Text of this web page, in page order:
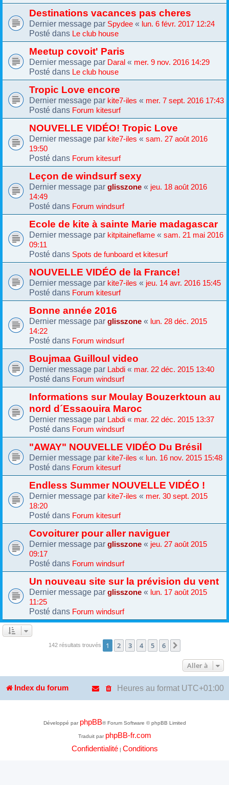
Destinations vacances pas cheres
Dernier message par Spydee « lun. 6 févr. 2017 12:24
Posté dans Le club house
Meetup covoit' Paris
Dernier message par Daral « mer. 9 nov. 2016 14:29
Posté dans Le club house
Tropic Love encore
Dernier message par kite7-iles « mer. 7 sept. 2016 17:43
Posté dans Forum kitesurf
NOUVELLE VIDÉO! Tropic Love
Dernier message par kite7-iles « sam. 27 août 2016
19:50
Posté dans Forum kitesurf
Leçon de windsurf sexy
Dernier message par glisszone « jeu. 18 août 2016
14:49
Posté dans Forum windsurf
Ecole de kite à sainte Marie madagascar
Dernier message par kitpitaineflame « sam. 21 mai 2016
09:11
Posté dans Spots de funboard et kitesurf
NOUVELLE VIDÉO de la France!
Dernier message par kite7-iles « jeu. 14 avr. 2016 15:45
Posté dans Forum kitesurf
Bonne année 2016
Dernier message par glisszone « lun. 28 déc. 2015
14:22
Posté dans Forum windsurf
Boujmaa Guilloul video
Dernier message par Labdi « mar. 22 déc. 2015 13:40
Posté dans Forum windsurf
Informations sur Moulay Bouzerktoun au
nord d´Essaouira Maroc
Dernier message par Labdi « mar. 22 déc. 2015 13:37
Posté dans Forum windsurf
"AWAY" NOUVELLE VIDÉO Du Brésil
Dernier message par kite7-iles « lun. 16 nov. 2015 15:48
Posté dans Forum kitesurf
Endless Summer NOUVELLE VIDÉO !
Dernier message par kite7-iles « mer. 30 sept. 2015
18:20
Posté dans Forum kitesurf
Covoiturer pour aller naviguer
Dernier message par glisszone « jeu. 27 août 2015
09:17
Posté dans Forum windsurf
Un nouveau site sur la prévision du vent
Dernier message par glisszone « lun. 17 août 2015
11:25
Posté dans Forum windsurf
142 résultats trouvés 1 2 3 4 5 6
Aller à
Index du forum Heures au format UTC+01:00
Développé par phpBB® Forum Software © phpBB Limited
Traduit par phpBB-fr.com
Confidentialité| Conditions